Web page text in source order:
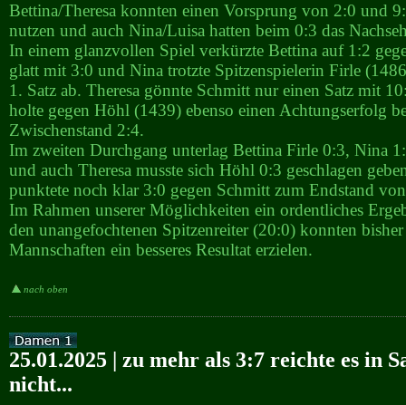
Bettina/Theresa konnten einen Vorsprung von 2:0 und
nutzen und auch Nina/Luisa hatten beim 0:3 das
In einem glanzvollen Spiel verkürzte Bettina auf 1:2
glatt mit 3:0 und Nina trotzte Spitzenspielerin Firle
1. Satz ab. Theresa gönnte Schmitt nur einen Satz mit
holte gegen Höhl (1439) ebenso einen Achtungserfolg
Zwischenstand 2:4.
Im zweiten Durchgang unterlag Bettina Firle 0:3, Nina
und auch Theresa musste sich Höhl 0:3 geschlagen
punktete noch klar 3:0 gegen Schmitt zum Endstand
Im Rahmen unserer Möglichkeiten ein ordentliches
den unangefochtenen Spitzenreiter (20:0) konnten
Mannschaften ein besseres Resultat erzielen.
nach oben
25.01.2025 | zu mehr als 3:7 reichte es in
nicht...